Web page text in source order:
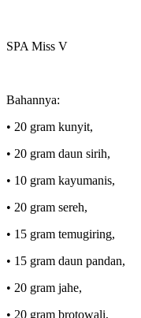
SPA Miss V
Bahannya:
• 20 gram kunyit,
• 20 gram daun sirih,
• 10 gram kayumanis,
• 20 gram sereh,
• 15 gram temugiring,
• 15 gram daun pandan,
• 20 gram jahe,
• 20 gram brotowali,